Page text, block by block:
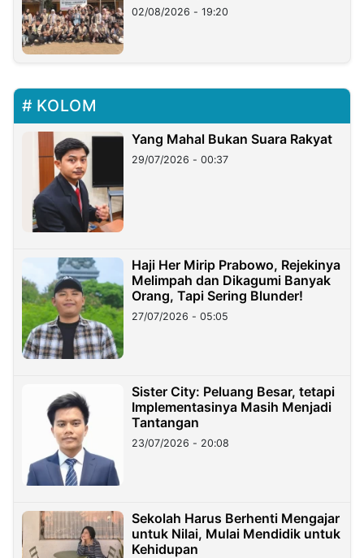
02/08/2026 - 19:20
KOLOM
Yang Mahal Bukan Suara Rakyat
29/07/2026 - 00:37
Haji Her Mirip Prabowo, Rejekinya
Melimpah dan Dikagumi Banyak
Orang, Tapi Sering Blunder!
27/07/2026 - 05:05
Sister City: Peluang Besar, tetapi
Implementasinya Masih Menjadi
Tantangan
23/07/2026 - 20:08
Sekolah Harus Berhenti Mengajar
untuk Nilai, Mulai Mendidik untuk
Kehidupan